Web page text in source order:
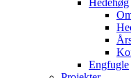
Hedehøg
Engfugle